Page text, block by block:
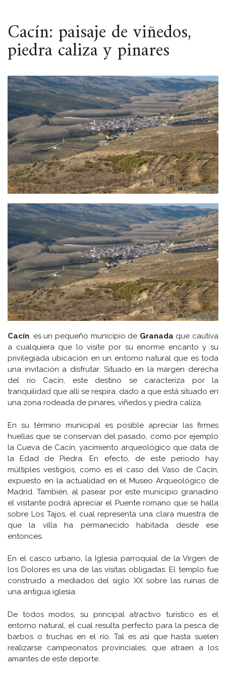
ESPACIO
Cacín: paisaje de viñedos,
piedra caliza y pinares
Cacín, es un pequeño municipio de Granada que cautiva
a cualquiera que lo visite por su enorme encanto y su
privilegiada ubicación en un entorno natural que es toda
una invitación a disfrutar. Situado en la margen derecha
del río Cacín, este destino se caracteriza por la
tranquilidad que allí se respira, dado a que está situado en
una zona rodeada de pinares, viñedos y piedra caliza.
En su término municipal es posible apreciar las firmes
huellas que se conservan del pasado, como por ejemplo
la Cueva de Cacín, yacimiento arqueológico que data de
la Edad de Piedra. En efecto, de este periodo hay
múltiples vestigios, como es el caso del Vaso de Cacín,
expuesto en la actualidad en el Museo Arqueológico de
Madrid. También, al pasear por este municipio granadino
el visitante podrá apreciar el Puente romano que se halla
sobre Los Tajos, el cual representa una clara muestra de
que la villa ha permanecido habitada desde ese
entonces.
En el casco urbano, la Iglesia parroquial de la Virgen de
los Dolores es una de las visitas obligadas. El templo fue
construido a mediados del siglo XX sobre las ruinas de
una antigua iglesia.
De todos modos, su principal atractivo turístico es el
entorno natural, el cual resulta perfecto para la pesca de
barbos o truchas en el río. Tal es así que hasta suelen
realizarse campeonatos provinciales, que atraen a los
amantes de este deporte.